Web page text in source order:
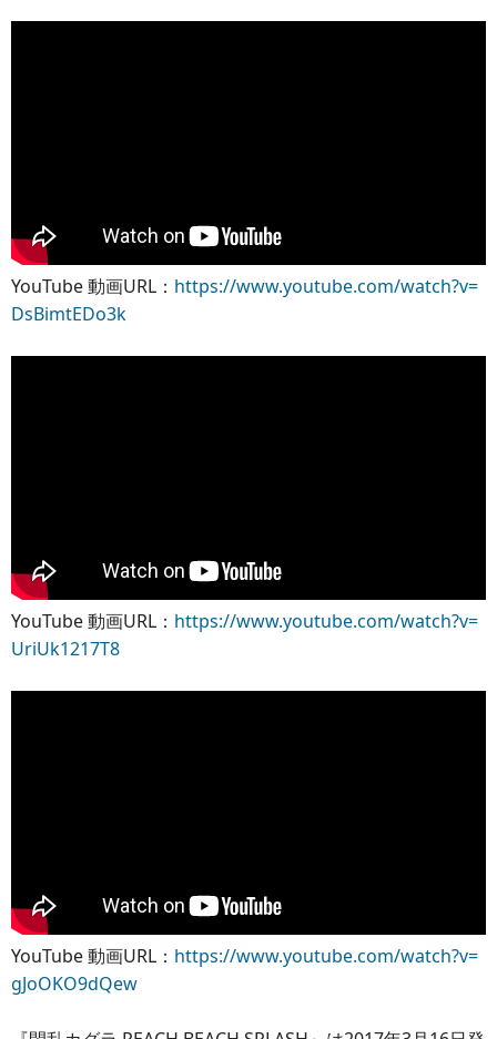
YouTube 動画URL： https://www.youtube.com/watch?v=
DsBimtEDo3k
YouTube 動画URL： https://www.youtube.com/watch?v=
UriUk1217T8
YouTube 動画URL： https://www.youtube.com/watch?v=
gJoOKO9dQew